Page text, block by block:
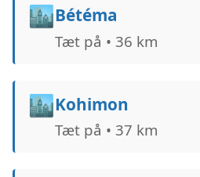
🏙️Bétéma
Tæt på • 36 km
🏙️Kohimon
Tæt på • 37 km